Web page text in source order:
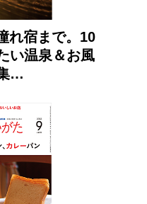
れ宿まで。10
い温泉＆お風
…